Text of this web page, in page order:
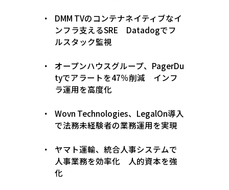
DMM TVのコンテナネイティブなイ
ンフラ支えるSRE Datadogでフ
ルスタック監視
オープンハウスグループ、PagerDu
tyでアラートを47％削減 インフ
ラ運用を高度化
Wovn Technologies、LegalOn導入
で法務未経験者の業務運用を実現
ヤマト運輸、統合人事システムで
人事業務を効率化 人的資本を強
化